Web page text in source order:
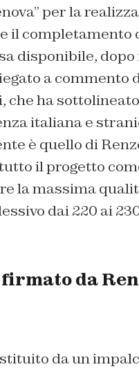
per la
il completamento
disponibile,
a commento
ha
italiana e
è quello di
il progetto
la massima
dai 220 ai
da
da un